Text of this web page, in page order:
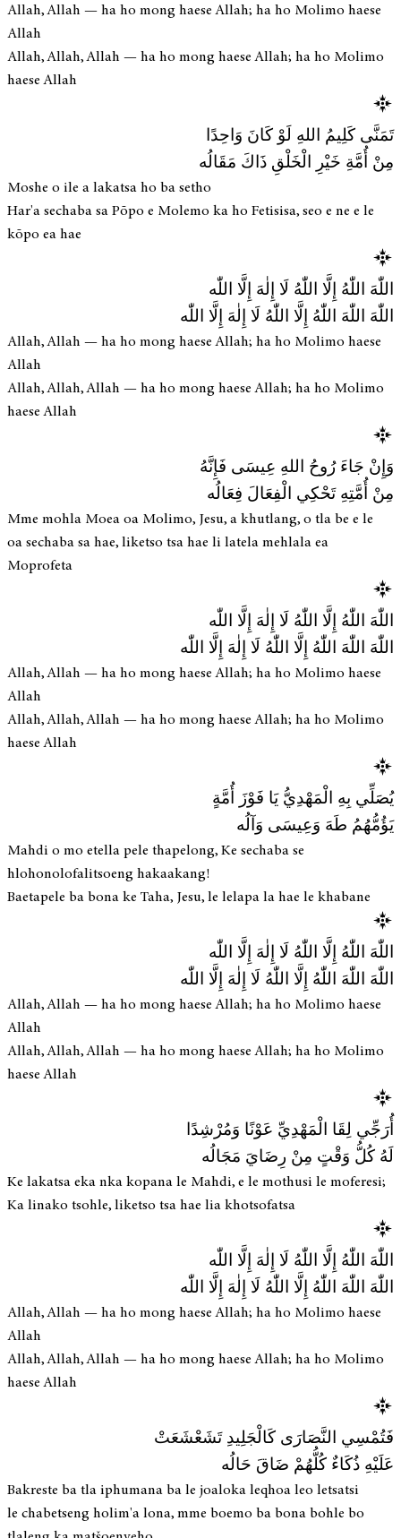
Allah, Allah — ha ho mong haese Allah; ha ho Molimo haese
Allah
Allah, Allah, Allah — ha ho mong haese Allah; ha ho Molimo
haese Allah
تَمَنَّى كَلِيمُ اللهِ لَوْ كَانَ وَاحِدًا
مِنْ أُمَّةِ خَيْرِ الْخَلْقِ ذَاكَ مَقَالُه
Moshe o ile a lakatsa ho ba setho
Har'a sechaba sa Pōpo e Molemo ka ho Fetisisa, seo e ne e le
kōpo ea hae
اللّٰهَ اللّٰهُ إِلَّا اللّٰهُ لَا إِلٰهَ إِلَّا اللّٰه
اللّٰهَ اللّٰهَ اللّٰهُ إِلَّا اللّٰهُ لَا إِلٰهَ إِلَّا اللّٰه
Allah, Allah — ha ho mong haese Allah; ha ho Molimo haese
Allah
Allah, Allah, Allah — ha ho mong haese Allah; ha ho Molimo
haese Allah
وَإِنْ جَاءَ رُوحُ اللهِ عِيسَى فَإِنَّهُ
مِنْ أُمَّتِهِ تَحْكِي الْفِعَالَ فِعَالُه
Mme mohla Moea oa Molimo, Jesu, a khutlang, o tla be e le
oa sechaba sa hae, liketso tsa hae li latela mehlala ea
Moprofeta
اللّٰهَ اللّٰهُ إِلَّا اللّٰهُ لَا إِلٰهَ إِلَّا اللّٰه
اللّٰهَ اللّٰهَ اللّٰهُ إِلَّا اللّٰهُ لَا إِلٰهَ إِلَّا اللّٰه
Allah, Allah — ha ho mong haese Allah; ha ho Molimo haese
Allah
Allah, Allah, Allah — ha ho mong haese Allah; ha ho Molimo
haese Allah
يُصَلِّي بِهِ الْمَهْدِيُّ يَا فَوْزَ أُمَّةٍ
يَؤُمُّهُمُ طَهَ وَعِيسَى وَآلُه
Mahdi o mo etella pele thapelong, Ke sechaba se
hlohonolofalitsoeng hakaakang!
Baetapele ba bona ke Taha, Jesu, le lelapa la hae le khabane
اللّٰهَ اللّٰهُ إِلَّا اللّٰهُ لَا إِلٰهَ إِلَّا اللّٰه
اللّٰهَ اللّٰهَ اللّٰهُ إِلَّا اللّٰهُ لَا إِلٰهَ إِلَّا اللّٰه
Allah, Allah — ha ho mong haese Allah; ha ho Molimo haese
Allah
Allah, Allah, Allah — ha ho mong haese Allah; ha ho Molimo
haese Allah
أُرَجِّي لِقَا الْمَهْدِيِّ عَوْنًا وَمُرْشِدًا
لَهُ كُلُّ وَقْتٍ مِنْ رِضَايَ مَجَالُه
Ke lakatsa eka nka kopana le Mahdi, e le mothusi le moferesi;
Ka linako tsohle, liketso tsa hae lia khotsofatsa
اللّٰهَ اللّٰهُ إِلَّا اللّٰهُ لَا إِلٰهَ إِلَّا اللّٰه
اللّٰهَ اللّٰهَ اللّٰهُ إِلَّا اللّٰهُ لَا إِلٰهَ إِلَّا اللّٰه
Allah, Allah — ha ho mong haese Allah; ha ho Molimo haese
Allah
Allah, Allah, Allah — ha ho mong haese Allah; ha ho Molimo
haese Allah
فَتُمْسِي النَّصَارَى كَالْجَلِيدِ تَشَعْشَعَتْ
عَلَيْهِ ذُكَاءٌ كُلُّهُمْ ضَاقَ حَالُه
Bakreste ba tla iphumana ba le joaloka leqhoa leo letsatsi
le chabetseng holim'a lona, mme boemo ba bona bohle bo